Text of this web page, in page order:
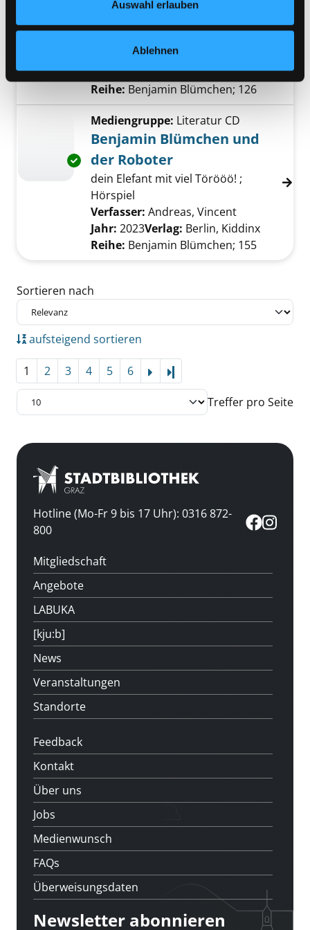
Auswahl erlauben
Ablehnen
Exemplar-Details von Der Zoo Kindergarten
Der Zoo Kindergarten
dein Elefant mit viel Törööö! ;
Verfasser:Andreas, Vincent
Jahr:2014Verlag:Berlin, Kiddinx
Reihe: Benjamin Blümchen; 126
Exemplar-Details von Benjamin Blümchen
Mediengruppe: Literatur CD
Benjamin Blümchen und
der Roboter
dein Elefant mit viel Törööö! ;
Hörspiel
Verfasser: Andreas, Vincent
Jahr: 2023Verlag: Berlin, Kiddinx
Reihe: Benjamin Blümchen; 155
Zu den Suchfiltern springen
Sortieren nach
aufsteigend sortieren
1 2 3 4 5 6
Treffer pro Seite
Hotline (Mo-Fr 9 bis 17 Uhr): 0316 872-
800
Mitgliedschaft
Angebote
LABUKA
[kju:b]
News
Veranstaltungen
Standorte
Feedback
Kontakt
Über uns
Jobs
Medienwunsch
FAQs
Überweisungsdaten
Newsletter abonnieren